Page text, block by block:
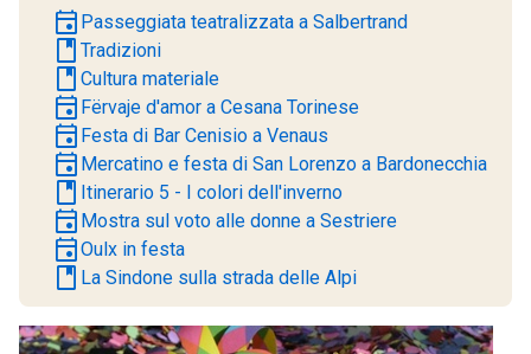
event Passeggiata teatralizzata a Salbertrand
book Tradizioni
book Cultura materiale
event Fërvaje d'amor a Cesana Torinese
event Festa di Bar Cenisio a Venaus
event Mercatino e festa di San Lorenzo a Bardonecchia
book Itinerario 5 - I colori dell'inverno
event Mostra sul voto alle donne a Sestriere
eventOulx in festa
book La Sindone sulla strada delle Alpi